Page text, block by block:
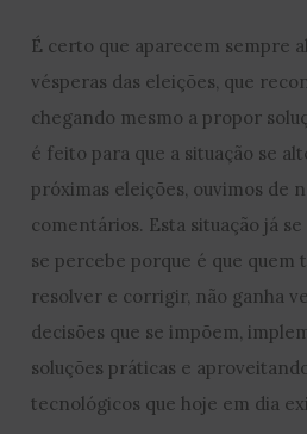
É certo que aparecem sempre
vésperas das eleições, que
chegando mesmo a propor
é feito para que a situação se
próximas eleições, ouvimos de
comentários. Esta situação já
se percebe porque é que quem
resolver e corrigir, não ganha
decisões que se impõem,
soluções práticas e
tecnológicos que hoje em dia